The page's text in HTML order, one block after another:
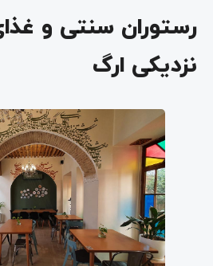
رستوران سنتی و
نزدیکی ارگ